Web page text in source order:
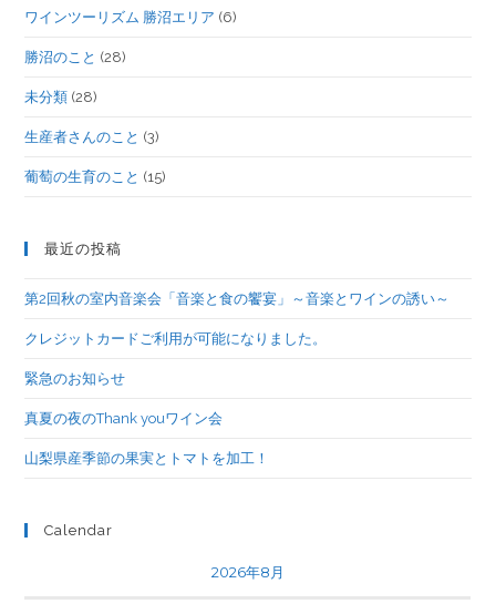
ワインツーリズム 勝沼エリア (6)
勝沼のこと (28)
未分類 (28)
生産者さんのこと (3)
葡萄の生育のこと (15)
最近の投稿
第2回秋の室内音楽会「音楽と食の饗宴」～音楽とワインの誘い～
クレジットカードご利用が可能になりました。
緊急のお知らせ
真夏の夜のThank youワイン会
山梨県産季節の果実とトマトを加工！
Calendar
2026年8月